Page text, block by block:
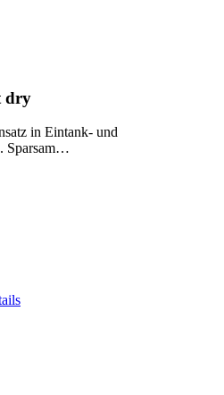
dry
in Eintank- und
Sparsam…